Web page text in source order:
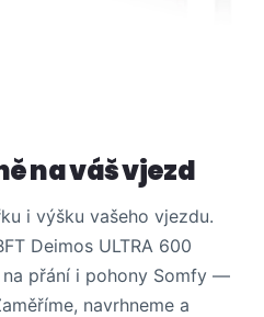
na váš vjezd
i výšku vašeho vjezdu.
Deimos ULTRA 600
přání i pohony Somfy —
navrhneme a